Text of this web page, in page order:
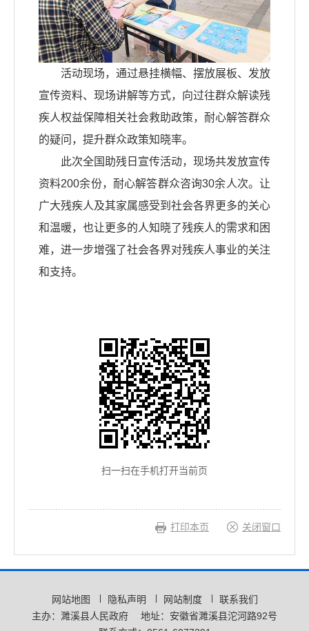
活动现场，通过悬挂横幅、摆放展板、发放
宣传资料、现场讲解等方式，向过往群众解读残
疾人权益保障相关社会救助政策，耐心解答群众
的疑问，提升群众政策知晓率。
此次全国助残日宣传活动，现场共发放宣传
资料200余份，耐心解答群众咨询30余人次。让
广大残疾人及其家属感受到社会各界更多的关心
和温暖，也让更多的人知晓了残疾人的需求和困
难，进一步增强了社会各界对残疾人事业的关注
和支持。
扫一扫在手机打开当前页
打印本页 关闭窗口
网站地图 隐私声明 网站制度
联系我们
主办：濉溪县人民政府
地址：安徽省濉溪县沱河路92号